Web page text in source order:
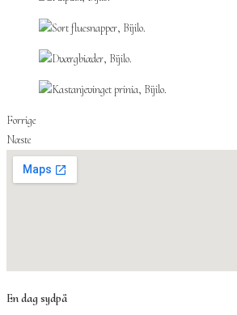
Forrige
Næste
En dag sydpå